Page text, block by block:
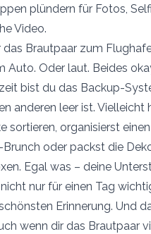
plündern für Fotos,
Video.
das Brautpaar zum
Auto. Oder laut. Beides
bist du das Backup-
anderen leer ist. Vielleicht
sortieren, organisierst einen
oder packst die
Egal was – deine
nur für einen Tag
Erinnerung. Und
wenn dir das Brautpaar